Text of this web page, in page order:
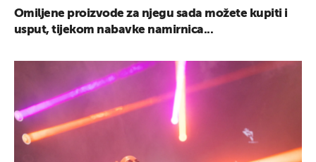
Omiljene proizvode za njegu sada možete kupiti i
usput, tijekom nabavke namirnica...